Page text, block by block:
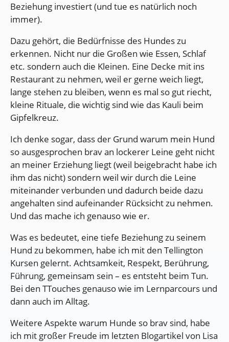
Beziehung investiert (und tue es natürlich noch
immer).
Dazu gehört, die Bedürfnisse des Hundes zu
erkennen. Nicht nur die Großen wie Essen, Schlaf
etc. sondern auch die Kleinen. Eine Decke mit ins
Restaurant zu nehmen, weil er gerne weich liegt,
lange stehen zu bleiben, wenn es mal so gut riecht,
kleine Rituale, die wichtig sind wie das Kauli beim
Gipfelkreuz.
Ich denke sogar, dass der Grund warum mein Hund
so ausgesprochen brav an lockerer Leine geht nicht
an meiner Erziehung liegt (weil beigebracht habe ich
ihm das nicht) sondern weil wir durch die Leine
miteinander verbunden und dadurch beide dazu
angehalten sind aufeinander Rücksicht zu nehmen.
Und das mache ich genauso wie er.
Was es bedeutet, eine tiefe Beziehung zu seinem
Hund zu bekommen, habe ich mit den Tellington
Kursen gelernt. Achtsamkeit, Respekt, Berührung,
Führung, gemeinsam sein – es entsteht beim Tun.
Bei den TTouches genauso wie im Lernparcours und
dann auch im Alltag.
Weitere Aspekte warum Hunde so brav sind, habe
ich mit großer Freude im letzten Blogartikel von Lisa